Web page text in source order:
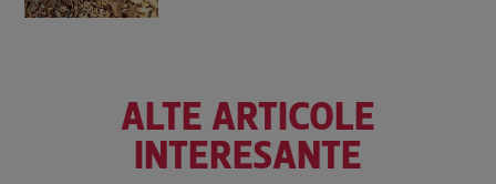
ALTE ARTICOLE
INTERESANTE